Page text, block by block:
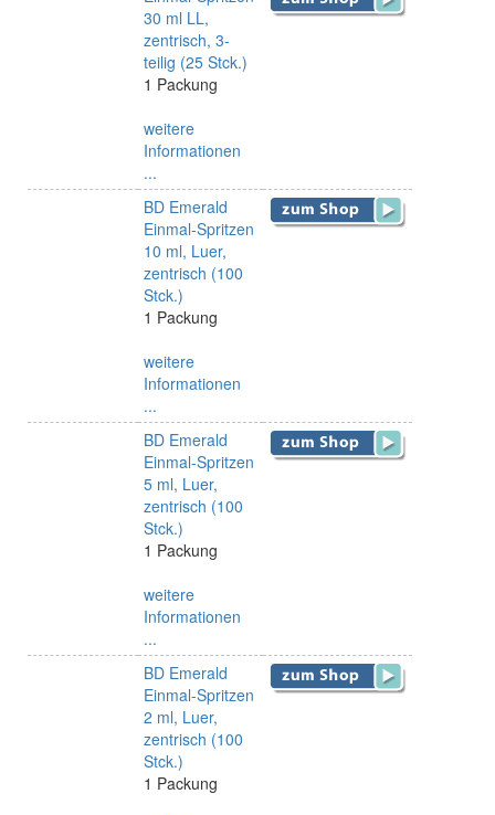
30 ml LL,
zentrisch, 3-
teilig (25 Stck.)
1 Packung
weitere
Informationen
...
BD Emerald
Einmal-Spritzen
10 ml, Luer,
zentrisch (100
Stck.)
1 Packung
weitere
Informationen
...
BD Emerald
Einmal-Spritzen
5 ml, Luer,
zentrisch (100
Stck.)
1 Packung
weitere
Informationen
...
BD Emerald
Einmal-Spritzen
2 ml, Luer,
zentrisch (100
Stck.)
1 Packung